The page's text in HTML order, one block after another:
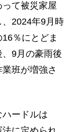
て被災家屋
2024年9月時
％にとどま
9月の豪雨後
班が増強さ
ードルは